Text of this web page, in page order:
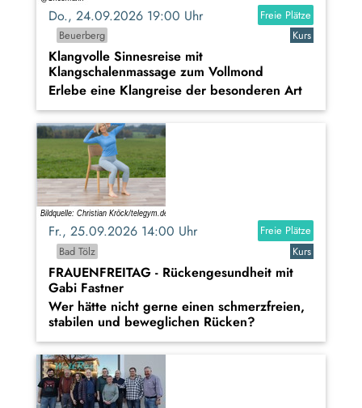
Do., 24.09.2026 19:00 Uhr
Freie Plätze
Beuerberg
Kurs
Klangvolle Sinnesreise mit
Klangschalenmassage zum Vollmond
Erlebe eine Klangreise der besonderen Art
Fr., 25.09.2026 14:00 Uhr
Freie Plätze
Bad Tölz
Kurs
FRAUENFREITAG - Rückengesundheit mit
Gabi Fastner
Wer hätte nicht gerne einen schmerzfreien,
stabilen und beweglichen Rücken?